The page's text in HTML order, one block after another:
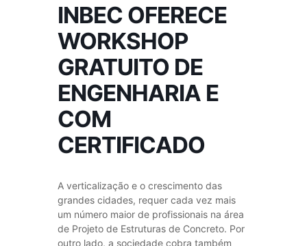
INBEC OFERECE
WORKSHOP
GRATUITO DE
ENGENHARIA E
COM
CERTIFICADO
A verticalização e o crescimento das
grandes cidades, requer cada vez mais
um número maior de profissionais na área
de Projeto de Estruturas de Concreto. Por
outro lado, a sociedade cobra também